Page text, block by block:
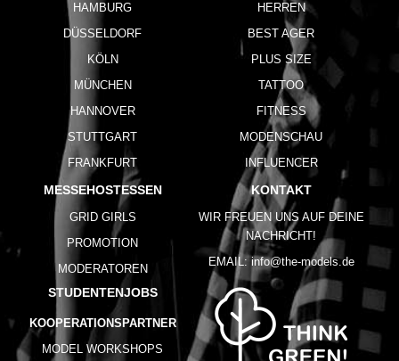
HAMBURG
DÜSSELDORF
KÖLN
MÜNCHEN
HANNOVER
STUTTGART
FRANKFURT
HERREN
BEST AGER
PLUS SIZE
TATTOO
FITNESS
MODENSCHAU
INFLUENCER
MESSEHOSTESSEN
GRID GIRLS
PROMOTION
MODERATOREN
STUDENTENJOBS
KOOPERATIONSPARTNER
MODEL WORKSHOPS
KONTAKT
WIR FREUEN UNS AUF DEINE
NACHRICHT!
EMAIL: info@the-models.de